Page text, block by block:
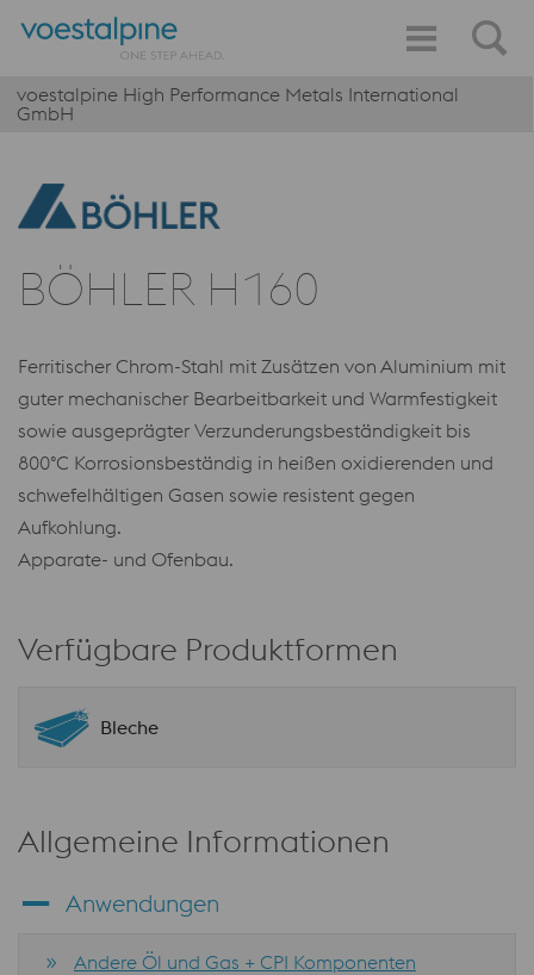
voestalpine High Performance Metals International
GmbH
BÖHLER H160
Ferritischer Chrom-Stahl mit Zusätzen von Aluminium mit
guter mechanischer Bearbeitbarkeit und Warmfestigkeit
sowie ausgeprägter Verzunderungsbeständigkeit bis
800°C Korrosionsbeständig in heißen oxidierenden und
schwefelhältigen Gasen sowie resistent gegen
Aufkohlung.
Apparate- und Ofenbau.
Verfügbare Produktformen
Bleche
Allgemeine Informationen
Anwendungen
Andere Öl und Gas + CPI Komponenten